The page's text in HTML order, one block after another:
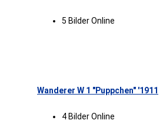
5 Bilder Online
Wanderer W 1 "Puppchen" '1911
4 Bilder Online